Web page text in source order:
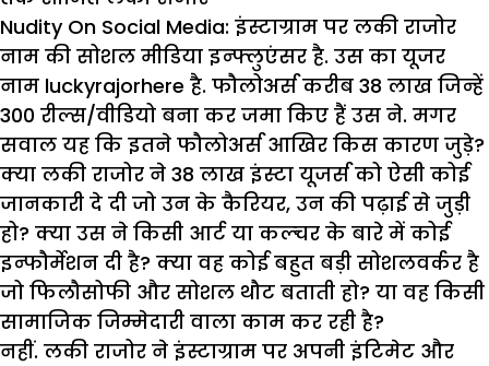
Nudity On Social Media: इंस्टाग्राम पर लकी राजोर
नाम की सोशल मीडिया इन्फ्लुएंसर है. उस का यूजर
नाम luckyrajorhere है. फौलोअर्स करीब 38 लाख जिन्हें
300 रील्स/वीडियो बना कर जमा किए हैं उस ने. मगर
सवाल यह कि इतने फौलोअर्स आखिर किस कारण जुड़े?
क्या लकी राजोर ने 38 लाख इंस्टा यूजर्स को ऐसी कोई
जानकारी दे दी जो उन के कैरियर, उन की पढ़ाई से जुड़ी
हो? क्या उस ने किसी आर्ट या कल्चर के बारे में कोई
इन्फौर्मेशन दी है? क्या वह कोई बहुत बड़ी सोशलवर्कर है
जो फिलौसोफी और सोशल थौट बताती हो? या वह किसी
सामाजिक जिम्मेदारी वाला काम कर रही है?
नहीं. लकी राजोर ने इंस्टाग्राम पर अपनी इंटिमेट और